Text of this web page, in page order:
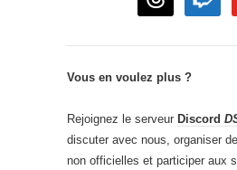
Vous en voulez plus ?
Rejoignez le serveur Discord
discuter avec nous, organiser
non officielles et participer aux